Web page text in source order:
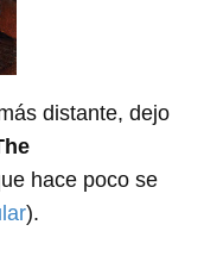
distante, dejo
hace poco se
).